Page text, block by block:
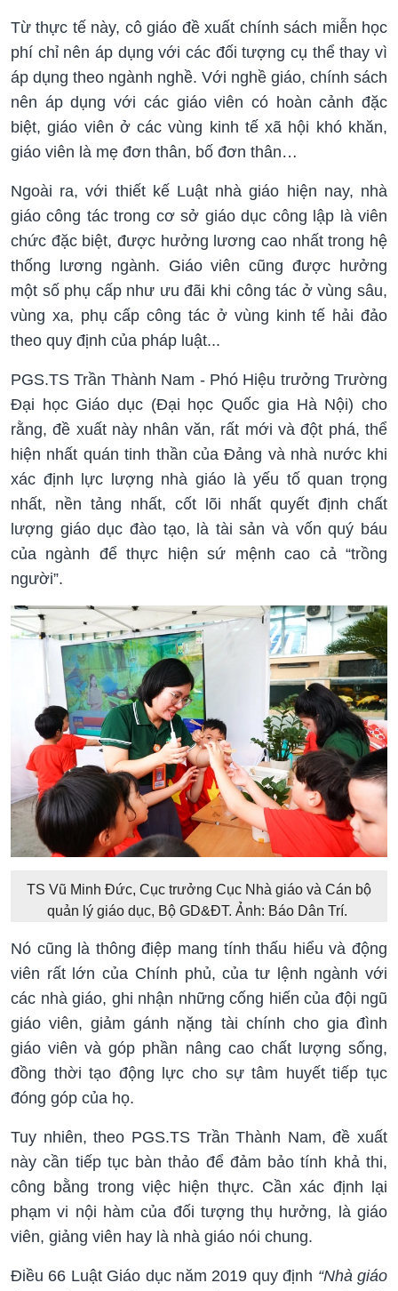
Từ thực tế này, cô giáo đề xuất chính sách miễn học
phí chỉ nên áp dụng với các đối tượng cụ thể thay vì
áp dụng theo ngành nghề. Với nghề giáo, chính sách
nên áp dụng với các giáo viên có hoàn cảnh đặc
biệt, giáo viên ở các vùng kinh tế xã hội khó khăn,
giáo viên là mẹ đơn thân, bố đơn thân…
Ngoài ra, với thiết kế Luật nhà giáo hiện nay, nhà
giáo công tác trong cơ sở giáo dục công lập là viên
chức đặc biệt, được hưởng lương cao nhất trong hệ
thống lương ngành. Giáo viên cũng được hưởng
một số phụ cấp như ưu đãi khi công tác ở vùng sâu,
vùng xa, phụ cấp công tác ở vùng kinh tế hải đảo
theo quy định của pháp luật...
PGS.TS Trần Thành Nam - Phó Hiệu trưởng Trường
Đại học Giáo dục (Đại học Quốc gia Hà Nội) cho
rằng, đề xuất này nhân văn, rất mới và đột phá, thể
hiện nhất quán tinh thần của Đảng và nhà nước khi
xác định lực lượng nhà giáo là yếu tố quan trọng
nhất, nền tảng nhất, cốt lõi nhất quyết định chất
lượng giáo dục đào tạo, là tài sản và vốn quý báu
của ngành để thực hiện sứ mệnh cao cả “trồng
người”.
TS Vũ Minh Đức, Cục trưởng Cục Nhà giáo và Cán bộ
quản lý giáo dục, Bộ GD&ĐT. Ảnh: Báo Dân Trí.
Nó cũng là thông điệp mang tính thấu hiểu và động
viên rất lớn của Chính phủ, của tư lệnh ngành với
các nhà giáo, ghi nhận những cống hiến của đội ngũ
giáo viên, giảm gánh nặng tài chính cho gia đình
giáo viên và góp phần nâng cao chất lượng sống,
đồng thời tạo động lực cho sự tâm huyết tiếp tục
đóng góp của họ.
Tuy nhiên, theo PGS.TS Trần Thành Nam, đề xuất
này cần tiếp tục bàn thảo để đảm bảo tính khả thi,
công bằng trong việc hiện thực. Cần xác định lại
phạm vi nội hàm của đối tượng thụ hưởng, là giáo
viên, giảng viên hay là nhà giáo nói chung.
Điều 66 Luật Giáo dục năm 2019 quy định “Nhà giáo